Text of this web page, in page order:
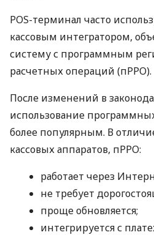
POS-терминал часто
кассовым интегратором,
систему с программным
расчетных операций (пРРО).
После изменений в
использование
более популярным. В
кассовых аппаратов, пРРО:
работает через
не требует
проще обновляется;
интегрируется с